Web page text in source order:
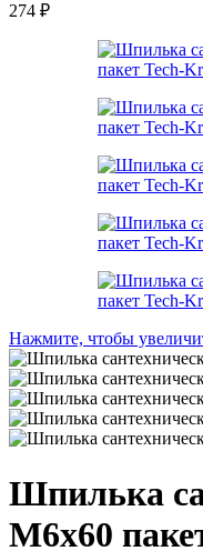
274 ₽
Нажмите, чтобы
Шпилька
М6х60